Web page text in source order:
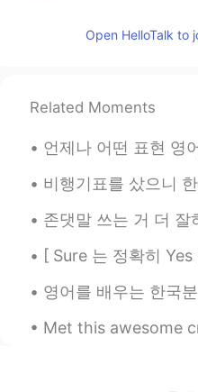
@Korean teacher
Korean teacher
Open HelloTalk to
Related Moments
언제나 어떤 표현 영어로 자연스럽게 해석하고 싶다면 메시지 보내줘요! 이상하게 들
비행기표를 샀으니 한국에 가는 거 이제 현실이예요... 무엇으로부터 해야 할까 어디로부
존댓말 쓰는 거 더 잘하고 싶어요 한국어 배우기 시작한 이후로 보통 반말 쓰니까 (한
[ Sure 는 정확히 Yes 를 의미하지는 않는다 ] 제가 한국사람들에게 많이
영어를 배우는 한국분들에게 가르치고 싶은 것이 있어요!! “play with me”라는
Met this awesome creature today that brightened